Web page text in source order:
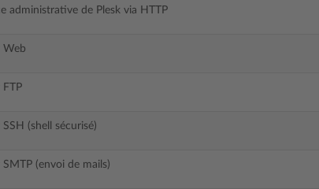
administrative de Plesk via HTTP
Web
FTP
SSH (shell sécurisé)
SMTP (envoi de mails)